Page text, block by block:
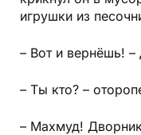
игрушки из
– Вот и вернёшь!
– Ты кто? –
– Махмуд!